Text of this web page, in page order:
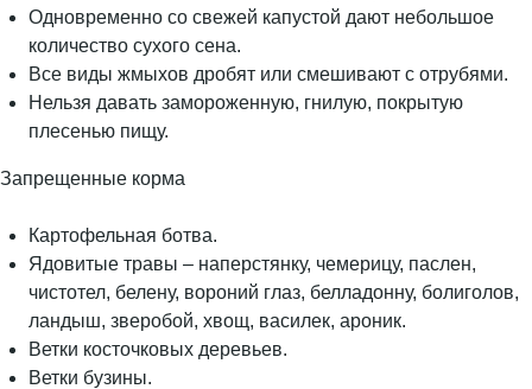
Одновременно со свежей капустой дают небольшое
количество сухого сена.
Все виды жмыхов дробят или смешивают с отрубями.
Нельзя давать замороженную, гнилую, покрытую
плесенью пищу.
Запрещенные корма
Картофельная ботва.
Ядовитые травы – наперстянку, чемерицу, паслен,
чистотел, белену, вороний глаз, белладонну, болиголов,
ландыш, зверобой, хвощ, василек, ароник.
Ветки косточковых деревьев.
Ветки бузины.